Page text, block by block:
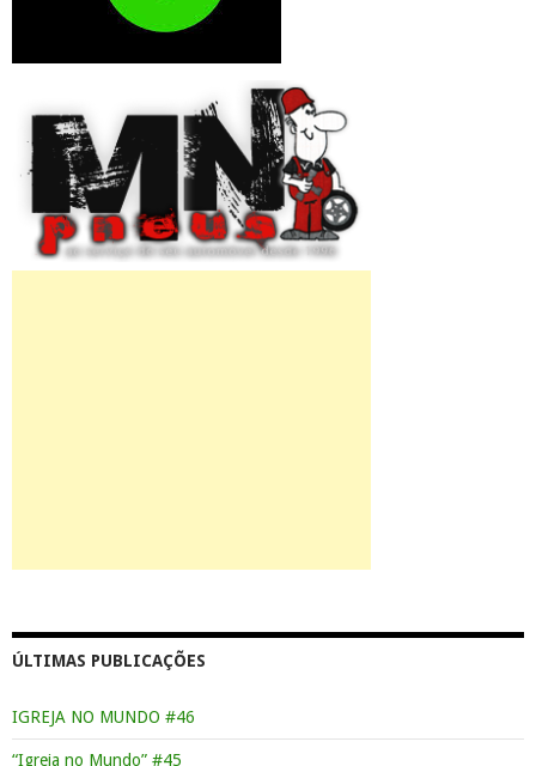
ÚLTIMAS PUBLICAÇÕES
IGREJA NO MUNDO #46
“Igreja no Mundo” #45